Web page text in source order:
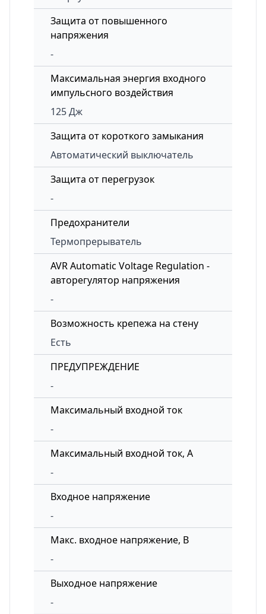
Защита от повышенного
напряжения
-
Максимальная энергия входного
импульсного воздействия
125 Дж
Защита от короткого замыкания
Автоматический выключатель
Защита от перегрузок
-
Предохранители
Термопрерыватель
AVR Automatic Voltage Regulation -
авторегулятор напряжения
-
Возможность крепежа на стену
Есть
ПРЕДУПРЕЖДЕНИЕ
-
Максимальный входной ток
-
Максимальный входной ток, А
-
Входное напряжение
-
Макс. входное напряжение, В
-
Выходное напряжение
-